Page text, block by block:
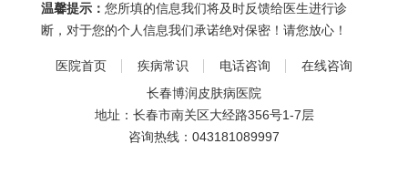
温馨提示： 您所填的信息我们将及时反馈给医生进行诊
断，对于您的个人信息我们承诺绝对保密！请您放心！
医院首页 疾病常识 电话咨询
在线咨询
长春博润皮肤病医院
地址：长春市南关区大经路356号1-7层
咨询热线： 043181089997